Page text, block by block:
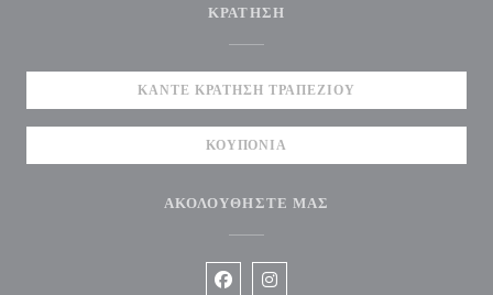
ΚΡΆΤΗΣΗ
ΚΆΝΤΕ ΚΡΆΤΗΣΗ ΤΡΑΠΕΖΙΟΎ
ΚΟΥΠΌΝΙΑ
ΑΚΟΛΟΥΘΉΣΤΕ ΜΑΣ
Facebook ((ανοίγει σε νέο
Instagram ((ανοίγει σε νέο